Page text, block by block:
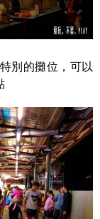
別的攤位，可以